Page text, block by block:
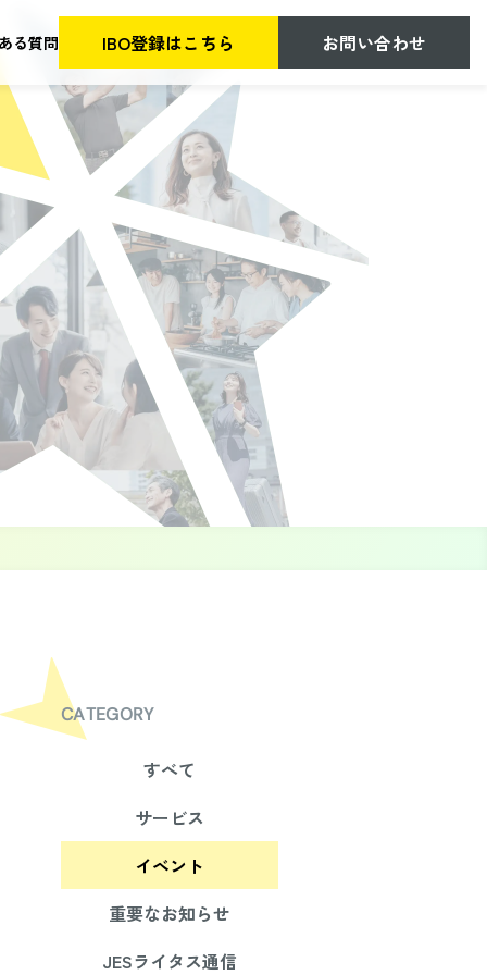
る質問 IBO登録はこちら お問い合わせ
CATEGORY
すべて
サービス
イベント
重要なお知らせ
JESライタス通信